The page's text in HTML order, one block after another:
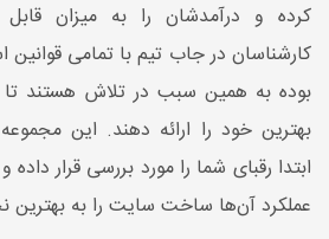
کرده و درآمدشان را به میزان
کارشناسان در جاب تیم با تمامی قوانین
بوده به همین سبب در تلاش هستند تا
بهترین خود را ارائه دهند. این
ابتدا رقبای شما را مورد بررسی قرار
عملکرد آن‌ها ساخت سایت را به بهترین